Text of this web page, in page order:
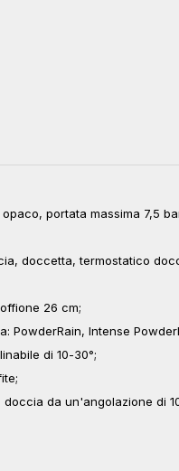
portata massima 7,5
doccetta, termostatico
26 cm;
PowderRain, Intense
di 10-30°;
da un'angolazione di